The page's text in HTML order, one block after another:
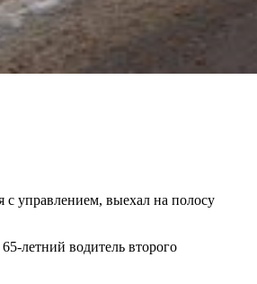
управлением, выехал на полосу
летний водитель второго